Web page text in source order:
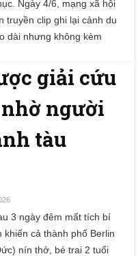
Ngày 4/6, mạng xã hội
truyền clip ghi lại cảnh du
dài nhưng không kèm
giải cứu
người
tàu
3 ngày đêm mất tích bí
khiến cả thành phố Berlin
nín thở, bé trai 2 tuổi